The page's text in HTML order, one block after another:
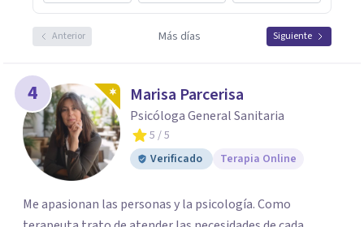
Anterior Más días Siguiente
4 Marisa Parcerisa
Psicóloga General Sanitaria
5 / 5
Verificado
Terapia Online
Me apasionan las personas y la psicología. Como